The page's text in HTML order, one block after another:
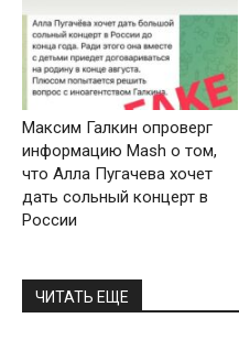
Максим Галкин опроверг
информацию Mash о том,
что Алла Пугачева хочет
дать сольный концерт в
России
ЧИТАТЬ ЕЩЕ